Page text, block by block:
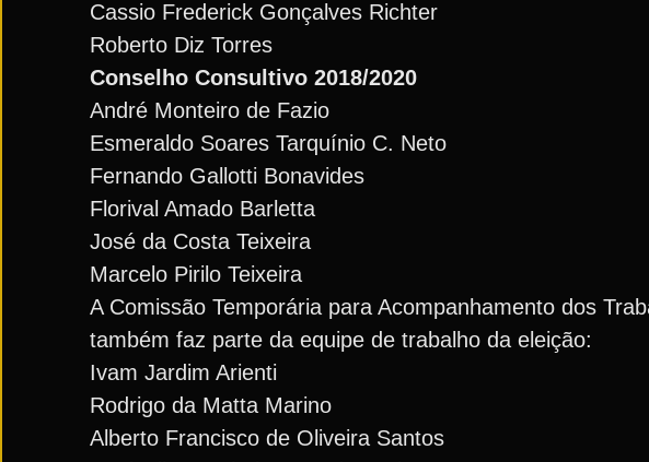
Cassio Frederick Gonçalves Richter
Roberto Diz Torres
Conselho Consultivo 2018/2020
André Monteiro de Fazio
Esmeraldo Soares Tarquínio C. Neto
Fernando Gallotti Bonavides
Florival Amado Barletta
José da Costa Teixeira
Marcelo Pirilo Teixeira
A Comissão Temporária para Acompanhamento dos
também faz parte da equipe de trabalho da eleição:
Ivam Jardim Arienti
Rodrigo da Matta Marino
Alberto Francisco de Oliveira Santos